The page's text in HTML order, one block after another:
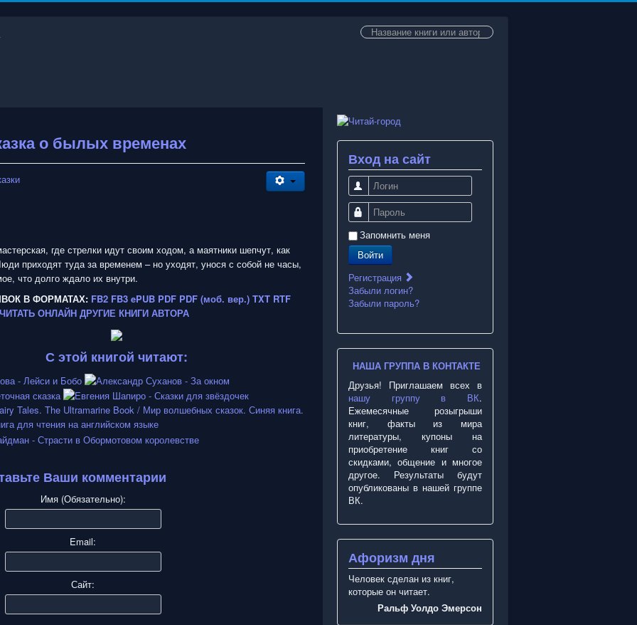
Искать...
о былых временах
где стрелки идут своим ходом, а маятники шепчут, как
приходят туда за временем – но уходят, унося с собой не часы,
что долго ждало их внутри.
В ФОРМАТАХ: FB2 FB3 ePUB PDF PDF (моб. вер.) TXT RTF
ЧИТАТЬ ОНЛАЙН ДРУГИЕ КНИГИ АВТОРА
С этой книгой читают:
Ваши комментарии
Имя (Обязательно):
Email:
Сайт:
Вход на сайт
Логин
Пароль
Запомнить меня
Войти
Регистрация
Забыли логин?
Забыли пароль?
НАША ГРУППА В КОНТАКТЕ
Друзья! Приглашаем всех в
нашу группу в ВК.
Ежемесячные розыгрыши
книг, факты из мира
литературы, купоны на
приобретение книг со
скидками, общение и многое
другое. Результаты будут
опубликованы в нашей группе
ВК.
Афоризм дня
Человек сделан из книг,
которые он читает.
Ральф Уолдо Эмерсон